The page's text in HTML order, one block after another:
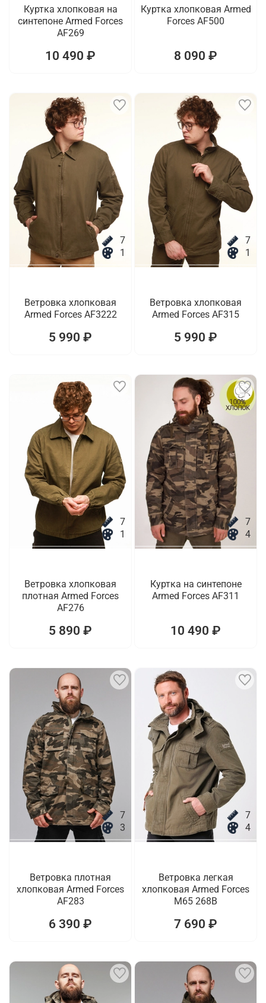
Куртка хлопковая на
синтепоне Armed Forces
AF269
10 490 ₽
Куртка хлопковая Armed
Forces AF500
8 090 ₽
7
1
Ветровка хлопковая
Armed Forces AF3222
5 990 ₽
7
1
Ветровка хлопковая
Armed Forces AF315
5 990 ₽
7
1
Ветровка хлопковая
плотная Armed Forces
AF276
5 890 ₽
7
4
Куртка на синтепоне
Armed Forces AF311
10 490 ₽
7
3
Ветровка плотная
хлопковая Armed Forces
AF283
6 390 ₽
7
4
Ветровка легкая
хлопковая Armed Forces
M65 268B
7 690 ₽